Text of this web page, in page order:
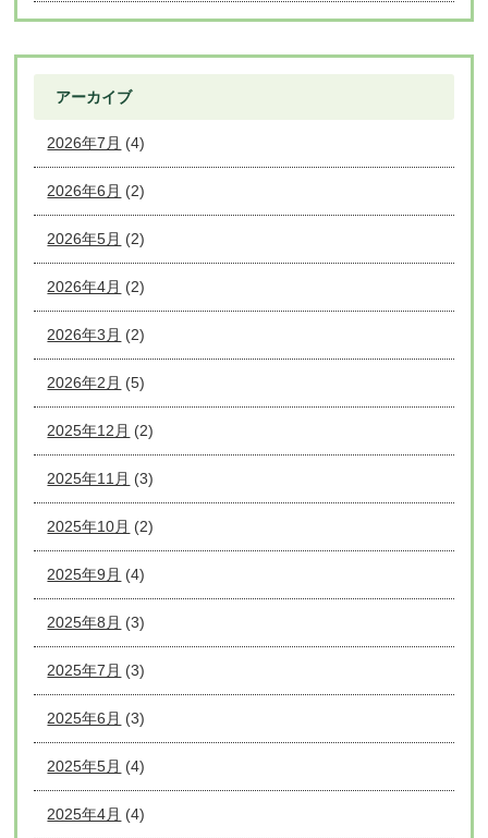
アーカイブ
2026年7月 (4)
2026年6月 (2)
2026年5月 (2)
2026年4月 (2)
2026年3月 (2)
2026年2月 (5)
2025年12月 (2)
2025年11月 (3)
2025年10月 (2)
2025年9月 (4)
2025年8月 (3)
2025年7月 (3)
2025年6月 (3)
2025年5月 (4)
2025年4月 (4)